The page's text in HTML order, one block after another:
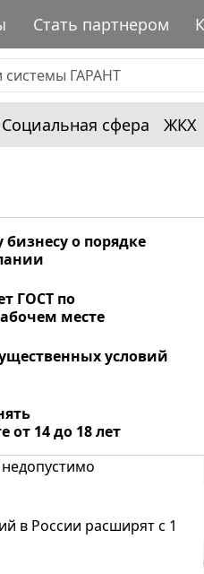
Стать партнером
Социальная сфера ЖКХ
о порядке
ГОСТ по
месте
условий
от 14 до 18 лет
в России расширят с 1